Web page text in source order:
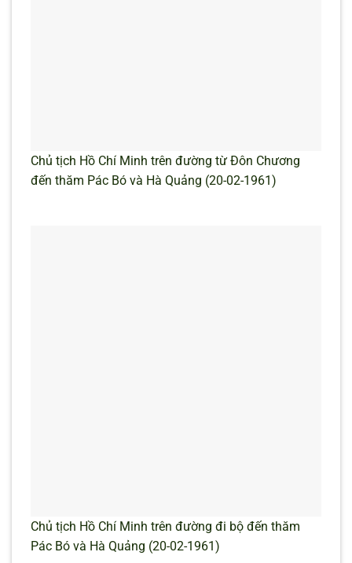
Chủ tịch Hồ Chí Minh trên đường từ Đôn Chương
đến thăm Pác Bó và Hà Quảng (20-02-1961)
Chủ tịch Hồ Chí Minh trên đường đi bộ đến thăm
Pác Bó và Hà Quảng (20-02-1961)